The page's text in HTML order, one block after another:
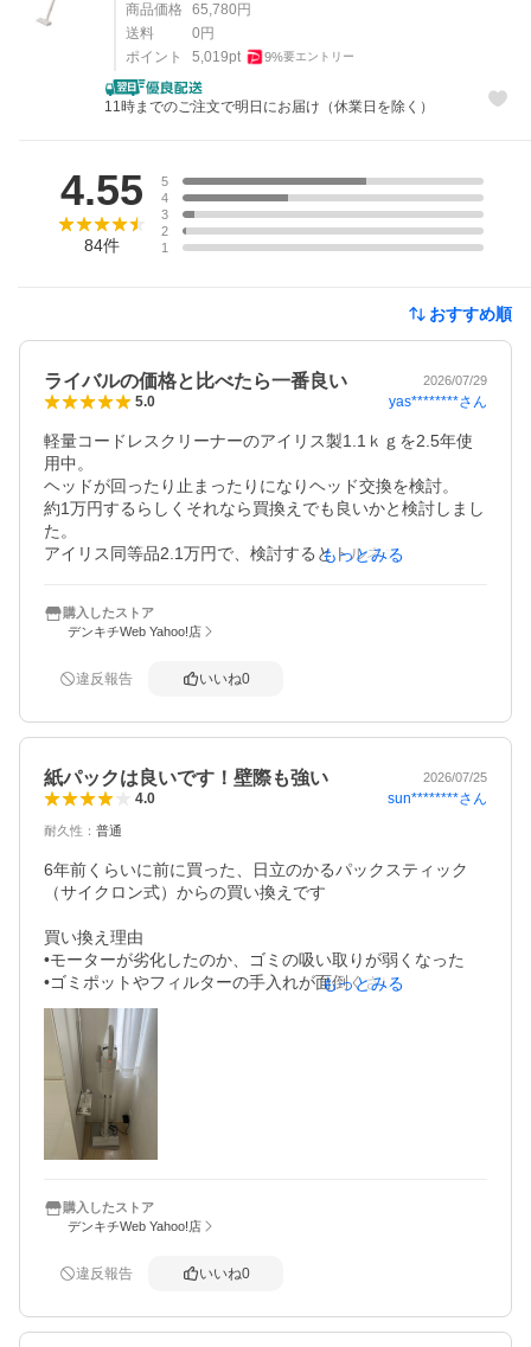
商品価格 65,780 円
送料
0 円
ポイント
5,019pt 9%要エントリー
11時までのご注文で明日にお届け（休業日を除く）
4.55
84件
5
4
3
2
1
おすすめ順
ライバルの価格と比べたら一番良い 2026/07/29
5.0 yas********さん
軽量コードレスクリーナーのアイリス製1.1ｋｇを2.5年使
用中。
ヘッドが回ったり止まったりになりヘッド交換を検討。
約1万円するらしくそれなら買換えでも良いかと検討しまし
た。
アイリス同等品2.1万円で、検討するとトルネコ2.5万円で
が上位機種と同じ・バッテリー交換可能
デメリット：1.1ｋｇ⇒1.5ｋｇ・ヘッドにライトが無い・
検討の結果、ライトは別にいらないし0.4ｋｇなら問題な
一番人気の日立の同等品が5万円なので、半額で買えるのは
ということで、こちらを購入しました。
総評として、とても吸い込みが良い・センサーもちゃんと
している・置くだけ充電良い・3か月もつゴミパック良い。
わかりません）
1番人気の5万円の掃除機でも、この機種の倍性能が良くな
吸い込みが良い分、標準運転以外は音は結構うるさい（う
ちは問題ない）
音を気にしないなら、紙パックのスティッククリーナーで
もっとみる
購入したストア
デンキチWeb Yahoo!店
違反報告 いいね0
紙パックは良いです！壁際も強い 2026/07/25
4.0 sun********さん
耐久性 ： 普通
6年前くらいに前に買った、日立のかるパックスティック
（サイクロン式）からの買い換えです
買い換え理由
•モーターが劣化したのか、ゴミの吸い取りが弱くなった
•ゴミポットやフィルターの手入れが面倒くさい
•壁際のゴミが吸い取りにくい
東芝スティックの感想
•紙パックはやはり良い！コストはかかるけど、あのフィル
ター掃除から解放されたのは大きい
•日立より壁際ゴミは吸い取りが良い。ストレスなくなった
•技術の進化なのか、機種なのかかなり軽量化された気がす
る
んでくれる
•紙パック収納があるスタンドも使いやすい
満はない
不満な点
もっとみる
購入したストア
デンキチWeb Yahoo!店
違反報告 いいね0